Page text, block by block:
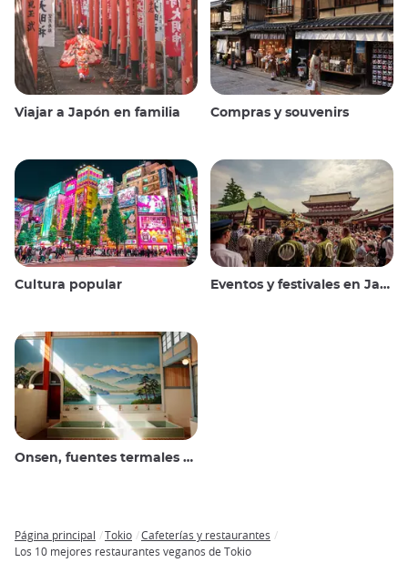
Viajar a Japón en familia Compras y souvenirs
Cultura popular Eventos y festivales en Japón
Onsen, fuentes termales y baños públicos
Breadcrumb
Página principal Tokio
Cafeterías y restaurantes
Los 10 mejores restaurantes veganos de Tokio